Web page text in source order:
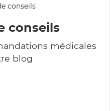
conseils
médicales
blog